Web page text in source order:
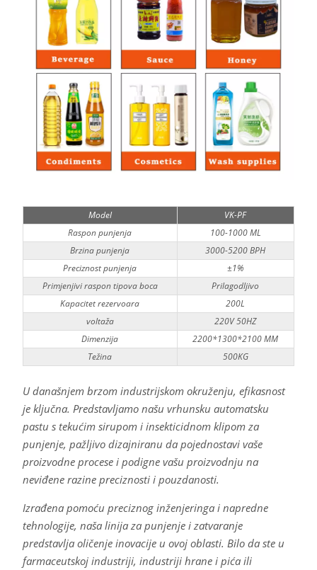
Model
VK-PF
Raspon punjenja
100-1000 ML
Brzina punjenja
3000-5200 BPH
Preciznost punjenja
±1%
Primjenjivi raspon tipova boca
Prilagodljivo
Kapacitet rezervoara
200L
voltaža
220V 50HZ
Dimenzija
2200*1300*2100 MM
Težina
500KG
U današnjem brzom industrijskom okruženju, efikasnost
je ključna. Predstavljamo našu vrhunsku automatsku
pastu s tekućim sirupom i insekticidnom klipom za
punjenje, pažljivo dizajniranu da pojednostavi vaše
proizvodne procese i podigne vašu proizvodnju na
neviđene razine preciznosti i pouzdanosti.
Izrađena pomoću preciznog inženjeringa i napredne
tehnologije, naša linija za punjenje i zatvaranje
predstavlja oličenje inovacije u ovoj oblasti. Bilo da ste u
farmaceutskoj industriji, industriji hrane i pića ili